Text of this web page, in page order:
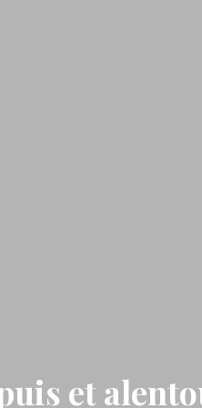
et